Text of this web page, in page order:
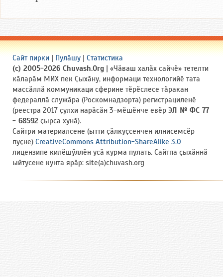
Сайт пирки | Пулӑшу | Статистика
(c) 2005-2026 Chuvash.Org | «Чӑваш халӑх сайчӗ» тетелти
кӑларӑм МИХ пек Ҫыхӑну, информаци технологийӗ тата
массӑллӑ коммуникаци сферине тӗрӗслесе тӑракан
федераллӑ служӑра (Роскомнадзорта) регистрациленӗ
(реестра 2017 ҫулхи нарӑсӑн 3-мӗшӗнче евӗр ЭЛ № ФС 77
- 68592 ҫырса хунӑ).
Сайтри материалсене (ытти ҫӑлкуҫсенчен илнисемсӗр
пуҫне) CreativeCommons Attribution-ShareAlike 3.0
лицензипе килӗшӳллӗн усӑ курма пулать. Сайтпа ҫыхӑннӑ
ыйтусене кунта ярӑр: site(a)chuvash.org